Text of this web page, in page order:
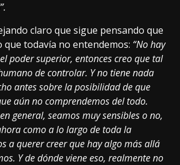
claro que sigue pensando que
que todavía no entendemos: “No hay
poder superior, entonces creo que tal
de controlar. Y no tiene nada
antes sobre la posibilidad de que
aún no comprendemos del todo.
general, seamos muy sensibles o no,
como a lo largo de toda la
a querer creer que hay algo más allá
Y de dónde viene eso, realmente no